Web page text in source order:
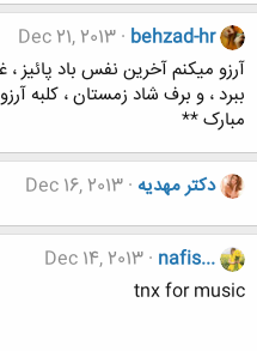
behzad-hr
Dec 21, 2013
آرزو میکنم آخرین نفس باد پائیز
ببرد ، و برف شاد زمستان ، کلبه
مبارک **
دکتر مهدیه Dec 16, 2013
nafis...
Dec 14, 2013
tnx for music